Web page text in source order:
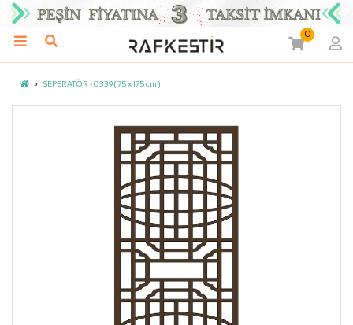
0
SEPERATÖR - 0339 ( 75 x 175 cm )